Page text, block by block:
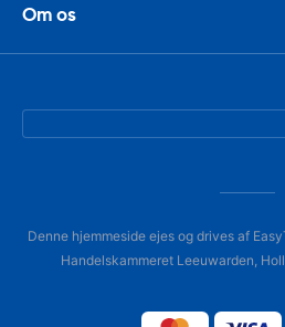
Om os
Denne hjemmeside ejes og drives af
Handelskammeret Leeuwarden,